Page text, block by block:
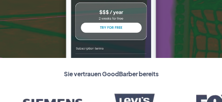
Sie vertrauen GoodBarber bereits